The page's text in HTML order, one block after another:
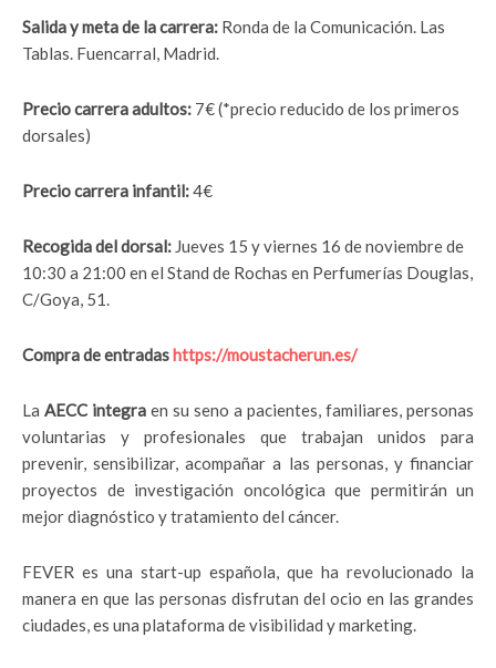
Salida y meta de la carrera: Ronda de la Comunicación. Las
Tablas. Fuencarral, Madrid.
Precio carrera adultos: 7€ (*precio reducido de los primeros
dorsales)
Precio carrera infantil:4€
Recogida del dorsal: Jueves 15 y viernes 16 de noviembre de
10:30 a 21:00 en el Stand de Rochas en Perfumerías Douglas,
C/Goya, 51.
Compra de entradashttps://moustacherun.es/
La AECC integra en su seno a pacientes, familiares, personas
voluntarias y profesionales que trabajan unidos para
prevenir, sensibilizar, acompañar a las personas, y financiar
proyectos de investigación oncológica que permitirán un
mejor diagnóstico y tratamiento del cáncer.
FEVER es una start-up española, que ha revolucionado la
manera en que las personas disfrutan del ocio en las grandes
ciudades, es una plataforma de visibilidad y marketing.